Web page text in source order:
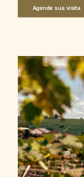
Agende sua visita